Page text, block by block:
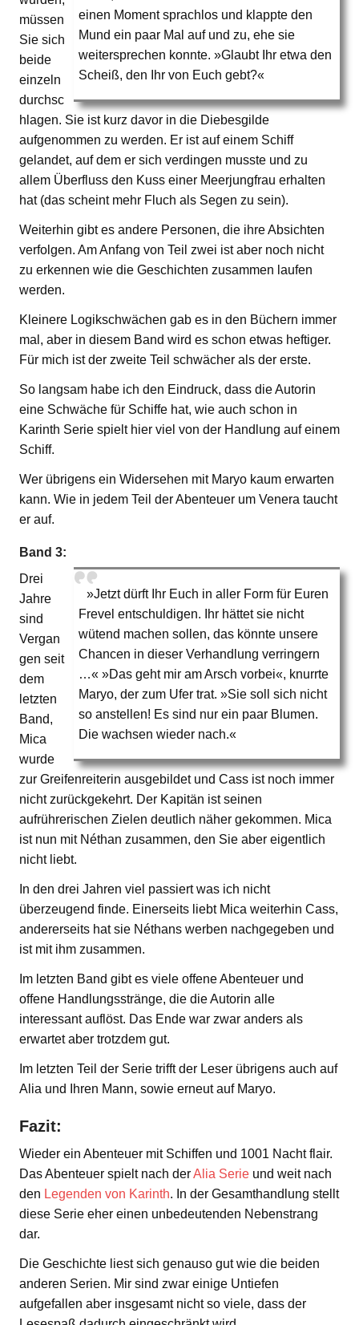
einen Moment sprachlos und klappte den
Mund ein paar Mal auf und zu, ehe sie
weitersprechen konnte. »Glaubt Ihr etwa den
Scheiß, den Ihr von Euch gebt?«
müssen
Sie sich
beide
einzeln
durchsc
hlagen. Sie ist kurz davor in die Diebesgilde
aufgenommen zu werden. Er ist auf einem Schiff
gelandet, auf dem er sich verdingen musste und zu
allem Überfluss den Kuss einer Meerjungfrau erhalten
hat (das scheint mehr Fluch als Segen zu sein).
Weiterhin gibt es andere Personen, die ihre Absichten
verfolgen. Am Anfang von Teil zwei ist aber noch nicht
zu erkennen wie die Geschichten zusammen laufen
werden.
Kleinere Logikschwächen gab es in den Büchern immer
mal, aber in diesem Band wird es schon etwas heftiger.
Für mich ist der zweite Teil schwächer als der erste.
So langsam habe ich den Eindruck, dass die Autorin
eine Schwäche für Schiffe hat, wie auch schon in
Karinth Serie spielt hier viel von der Handlung auf einem
Schiff.
Wer übrigens ein Widersehen mit Maryo kaum erwarten
kann. Wie in jedem Teil der Abenteuer um Venera taucht
er auf.
Band 3:
»Jetzt dürft Ihr Euch in aller Form für Euren
Frevel entschuldigen. Ihr hättet sie nicht
wütend machen sollen, das könnte unsere
Chancen in dieser Verhandlung verringern
…« »Das geht mir am Arsch vorbei«, knurrte
Maryo, der zum Ufer trat. »Sie soll sich nicht
so anstellen! Es sind nur ein paar Blumen.
Die wachsen wieder nach.«
Drei
Jahre
sind
Vergan
gen seit
dem
letzten
Band,
Mica
wurde
zur Greifenreiterin ausgebildet und Cass ist noch immer
nicht zurückgekehrt. Der Kapitän ist seinen
aufrührerischen Zielen deutlich näher gekommen. Mica
ist nun mit Néthan zusammen, den Sie aber eigentlich
nicht liebt.
In den drei Jahren viel passiert was ich nicht
überzeugend finde. Einerseits liebt Mica weiterhin Cass,
andererseits hat sie Néthans werben nachgegeben und
ist mit ihm zusammen.
Im letzten Band gibt es viele offene Abenteuer und
offene Handlungsstränge, die die Autorin alle
interessant auflöst. Das Ende war zwar anders als
erwartet aber trotzdem gut.
Im letzten Teil der Serie trifft der Leser übrigens auch auf
Alia und Ihren Mann, sowie erneut auf Maryo.
Fazit:
Wieder ein Abenteuer mit Schiffen und 1001 Nacht flair.
Das Abenteuer spielt nach derAlia Serie und weit nach
den Legenden von Karinth. In der Gesamthandlung stellt
diese Serie eher einen unbedeutenden Nebenstrang
dar.
Die Geschichte liest sich genauso gut wie die beiden
anderen Serien. Mir sind zwar einige Untiefen
aufgefallen aber insgesamt nicht so viele, dass der